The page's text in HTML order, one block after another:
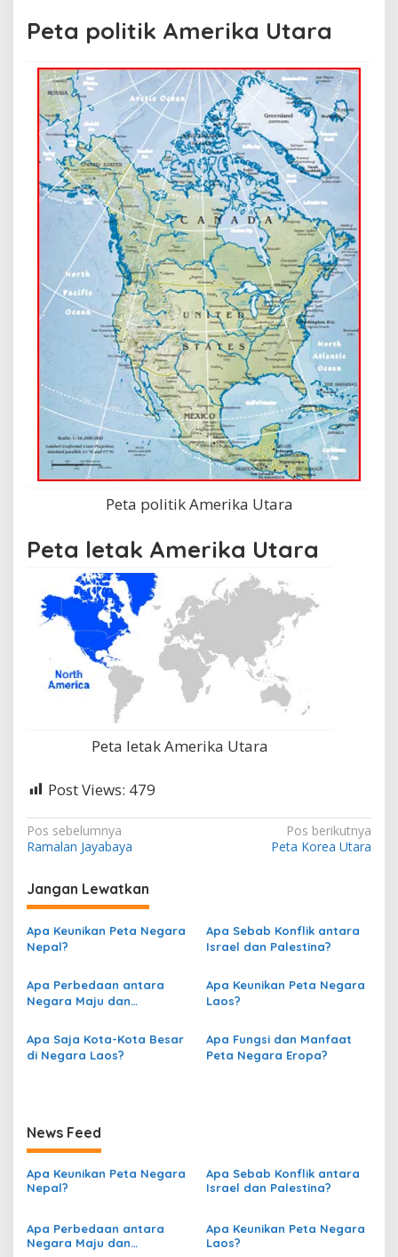
Peta politik Amerika Utara
Peta politik Amerika Utara
Peta letak Amerika Utara
Peta letak Amerika Utara
Post Views: 479
N
a
v
i
g
a
s
i
p
o
Pos sebelumnya
Ramalan Jayabaya
Pos berikutnya
Peta Korea Utara
Jangan Lewatkan
Apa Keunikan Peta Negara
Nepal?
Apa Sebab Konflik antara
Israel dan Palestina?
Apa Perbedaan antara
Negara Maju dan
Peta?
Apa Keunikan Peta Negara
Laos?
Apa Saja Kota-Kota Besar
di Negara Laos?
Apa Fungsi dan Manfaat
Peta Negara Eropa?
News Feed
Apa Keunikan Peta Negara
Nepal?
Apa Sebab Konflik antara
Israel dan Palestina?
Apa Perbedaan antara
Negara Maju dan
Apa Keunikan Peta Negara
Laos?